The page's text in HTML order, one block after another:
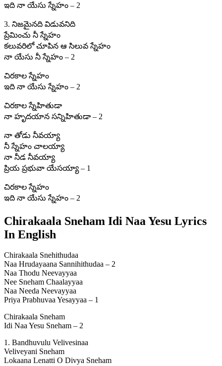
ఇది నా యేసు స్నేహం – 2
3. నిజమైనది విడువనిది
ప్రేమించు నీ స్నేహం
కలువరిలో చూపిన ఆ సిలువ స్నేహం
నా యేసు నీ స్నేహం – 2
చిరకాల స్నేహం
ఇది నా యేసు స్నేహం – 2
చిరకాల స్నేహితుడా
నా హృదయాన సన్నిహితుడా – 2
నా తోడు నీవయ్యా
నీ స్నేహం చాలయ్యా
నా నీడ నీవయ్యా
ప్రియ ప్రభువా యేసయ్యా – 1
చిరకాల స్నేహం
ఇది నా యేసు స్నేహం – 2
Chirakaala Sneham Idi Naa Yesu Lyrics
In English
Chirakaala Snehithudaa
Naa Hrudayaana Sannihithudaa – 2
Naa Thodu Neevayyaa
Nee Sneham Chaalayyaa
Naa Needa Neevayyaa
Priya Prabhuvaa Yesayyaa – 1
Chirakaala Sneham
Idi Naa Yesu Sneham – 2
1. Bandhuvulu Velivesinaa
Veliveyani Sneham
Lokaana Lenatti O Divya Sneham